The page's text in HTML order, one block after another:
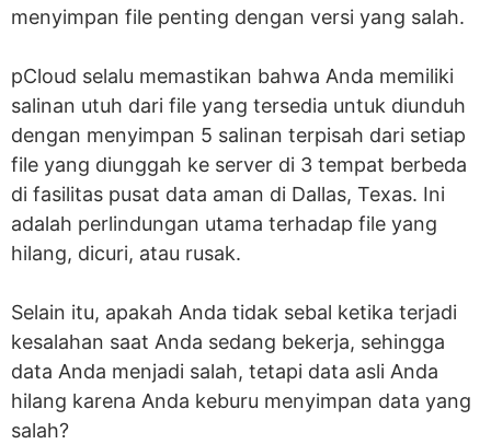
menyimpan file penting dengan versi yang salah.
pCloud selalu memastikan bahwa Anda memiliki
salinan utuh dari file yang tersedia untuk diunduh
dengan menyimpan 5 salinan terpisah dari setiap
file yang diunggah ke server di 3 tempat berbeda
di fasilitas pusat data aman di Dallas, Texas. Ini
adalah perlindungan utama terhadap file yang
hilang, dicuri, atau rusak.
Selain itu, apakah Anda tidak sebal ketika terjadi
kesalahan saat Anda sedang bekerja, sehingga
data Anda menjadi salah, tetapi data asli Anda
hilang karena Anda keburu menyimpan data yang
salah?